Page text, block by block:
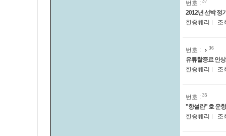
번호 :
2012년 선박 정
한중훼리
조
번호 : 36
유류할증료 인
한중훼리
조
번호 : 35
"향설란" 호 운
한중훼리
조